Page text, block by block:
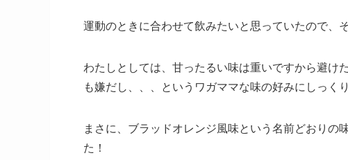
運動のときに合わせて飲みたいと思っていたので、
わたしとしては、甘ったるい味は重いですから避け
も嫌だし、、、というワガママな味の好みにしっく
まさに、ブラッドオレンジ風味という名前どおりの
た！